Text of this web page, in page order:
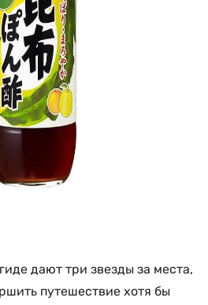
дают три звезды за места,
путешествие хотя бы